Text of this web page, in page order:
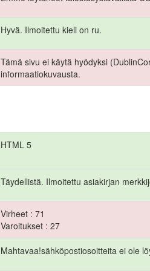
Hyvä. Ilmoitettu kieli on ru.
Tämä sivu ei käytä hyödyksi
informaatiokuvausta.
HTML 5
Täydellistä. Ilmoitettu asiakirjan
Virheet : 71
Varoitukset : 27
Mahtavaa!sähköpostiosoitteita ei ole